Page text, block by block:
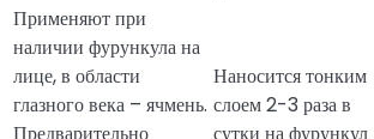
Применяют при
наличии фурункула на
лице, в области
глазного века – ячмень.
Предварительно
Наносится тонким
слоем 2-3 раза в
сутки на фурункул